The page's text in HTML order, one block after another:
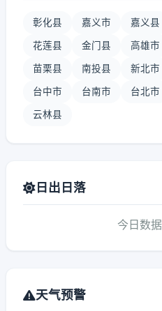
彰化县 嘉义市 嘉义县
花莲县 金门县 高雄市
苗栗县 南投县 新北市
台中市 台南市 台北市
云林县
日出日落
今日数
天气预警